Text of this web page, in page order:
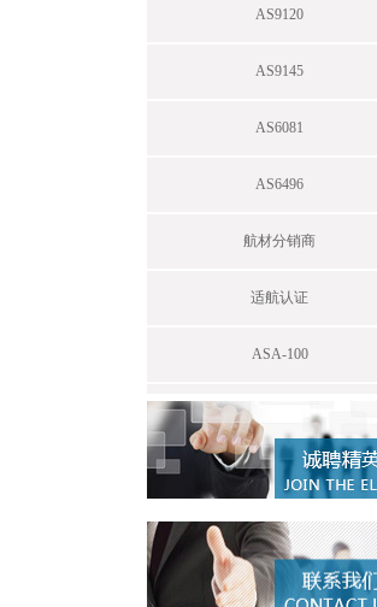
AS9120
AS9145
AS6081
AS6496
航材分销商
适航认证
ASA-100